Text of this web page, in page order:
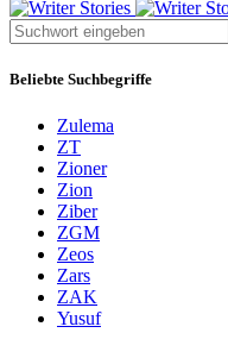
Beliebte Suchbegriffe
Zulema
ZT
Zioner
Zion
Ziber
ZGM
Zeos
Zars
ZAK
Yusuf